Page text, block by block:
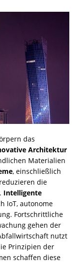
das
Architektur
Materialien
, einschließlich
die
Intelligente
IoT, autonome
Fortschrittliche
gehen der
nutzt
Prinzipien der
schaffen diese